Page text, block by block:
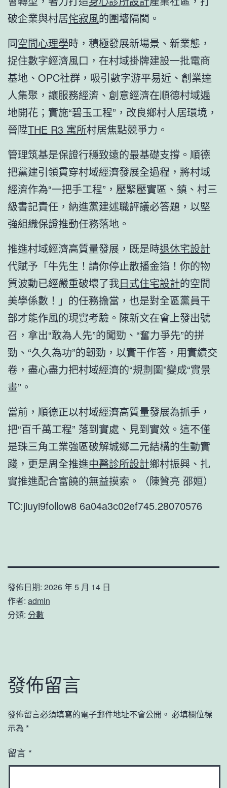
破企業與村居侘寂風的圍墻隔閡。
同空間心理學時，積極發展新場景、新業態，
捉住數字經濟風口，在村域掛牌建設一批電商
基地、OPC社群，吸引數字游平易近、創業達
人集聚，讓服務經濟、創意經濟在順德村域遍
地開花；實施“碧玉工程”，改良鄉村人居環境，
晉陞THE R3 寓所村居焦點競爭力。
管理筑基是保證行穩致遠的最基礎支撐。順德
把黨建引領貫穿村域經濟發展全過程，將村域
經濟作為“一把手工程”，壓緊壓實區、鎮、村三
級書記責任，納進黨建述職評議必答題，以堅
強組織保證推動任務落地。
推進村域經濟高質量發展，既是時退休宅設計
代賦予「牛先生！請你停止散播金箔！你的物
質波動已經嚴重破壞了我日式住宅設計的空間
美學係數！」的任務擔當，也是對全區黨員干
部才能作風的現實考驗。陳新文在會上發出號
召，拿出“敢為人先”的闖勁、“奮力爭先”的拼
勁、“久久為功”的韌勁，以實干作答，用實績交
卷，盡心盡力把村域經濟的“規劃圖”變成“實景
畫”。
當前，順德正以村域經濟高質量發展為抓手，
把“百千萬工程” 落到實處、見到實效。這不僅
是珠三角工業強區破解城鄉二元結構的生動實
踐，更是周全推進中醫診所設計鄉村振興、扎
實推進配合富饒的無益摸索。（陳贊亮 邵姮）
TC:jiuyi9follow8 6a04a3c02ef745.28070576
發佈日期: 2026 年 5 月 14 日
作者: admin
分類: 分數
發佈留言
發佈留言必須填寫的電子郵件地址不會公開。 必填欄位標
示為 *
留言 *